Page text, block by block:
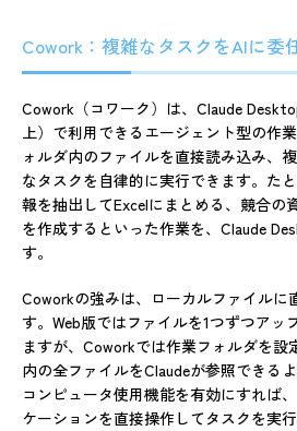
Cowork：複雑なタスクをAIに委
Cowork（コワーク）は、Claude
上）で利用できるエージェント型の作
ォルダ内のファイルを直接読み込み、
なタスクを自律的に実行できます。た
報を抽出してExcelにまとめる、競合の
を作成するといった作業を、Claude
す。
Coworkの強みは、ローカルファイルに
す。Web版ではファイルを1つずつアッ
ますが、Coworkでは作業フォルダを設
内の全ファイルをClaudeが参照できる
コンピュータ使用機能を有効にすれば
ケーションを直接操作してタスクを実